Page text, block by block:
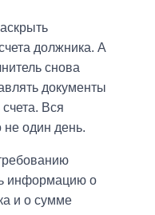
должника. А
снова
документы
Вся
не один день.
информацию о
и о сумме